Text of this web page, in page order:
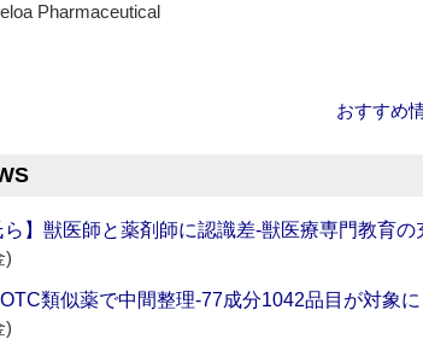
Pharmaceutical
おすすめ
ら】獣医師と薬剤師に認識差‐獣医療専門教育の
)
類似薬で中間整理‐77成分1042品目が対象に
)